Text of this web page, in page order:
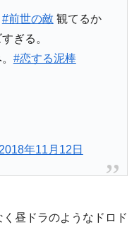
#前世の敵 観てるか
ぎる。
#恋する泥棒
2018年11月12日
昼ドラのようなドロド